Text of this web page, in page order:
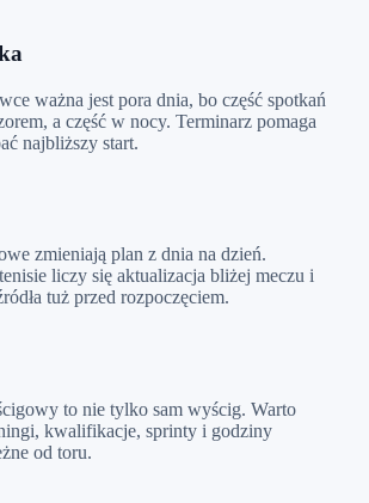
ważna jest pora dnia, bo część spotkań
a część w nocy. Terminarz pomaga
najbliższy start.
zmieniają plan z dnia na dzień.
liczy się aktualizacja bliżej meczu i
tuż przed rozpoczęciem.
to nie tylko sam wyścig. Warto
kwalifikacje, sprinty i godziny
od toru.